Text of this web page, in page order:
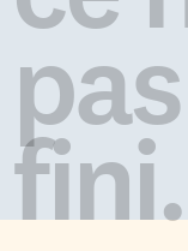
pas